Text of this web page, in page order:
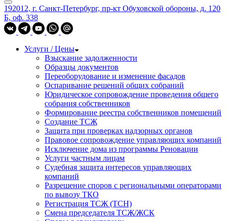
192012, г. Санкт-Петербург, пр-кт Обуховской обороны, д. 120
Б, оф. 338
Услуги / Цены
Взыскание задолженности
Образцы документов
Переоборудование и изменение фасадов
Оспаривание решений общих собраний
Юридическое сопровождение проведения общего
собрания собственников
Формирование реестра собственников помещений
Создание ТСЖ
Защита при проверках надзорных органов
Правовое сопровождение управляющих компаний
Исключение дома из программы Реновации
Услуги частным лицам
Судебная защита интересов управляющих
компаний
Разрешение споров с региональными операторами
по вывозу ТКО
Регистрация ТСЖ (ТСН)
Смена председателя ТСЖ/ЖСК